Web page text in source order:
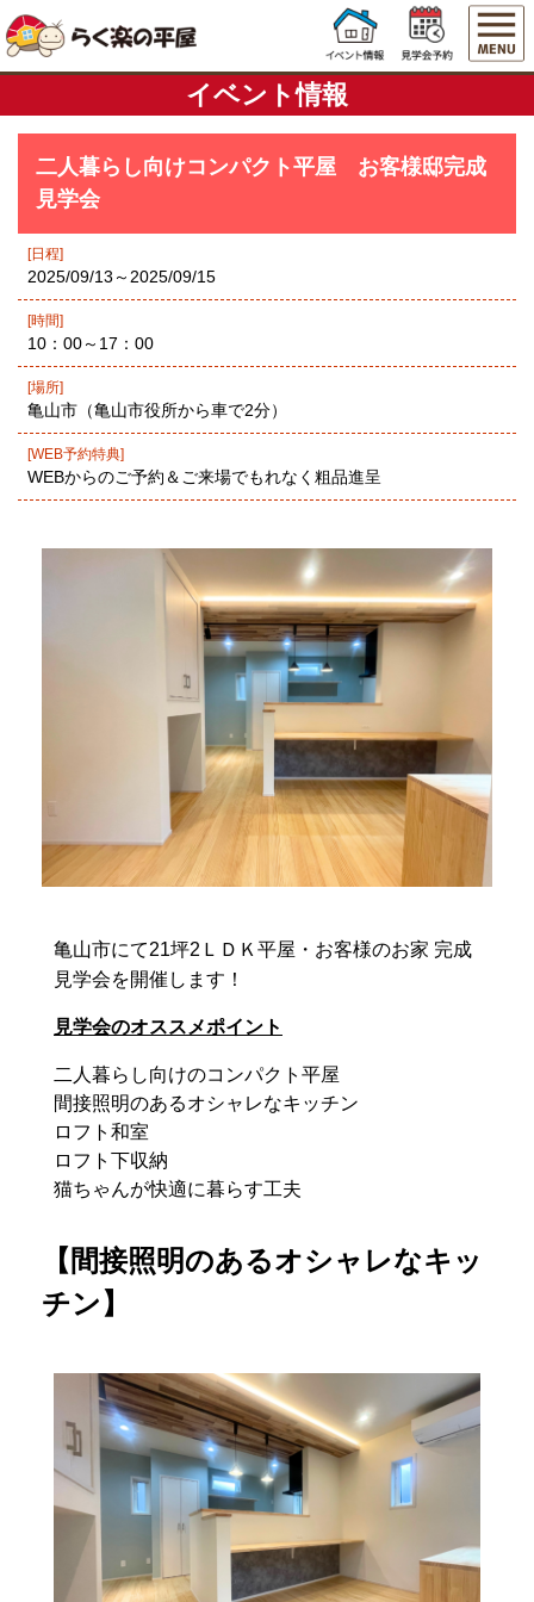
イベント情報
二人暮らし向けコンパクト平屋 お客様邸完成
見学会
[日程]
2025/09/13～2025/09/15
[時間]
10：00～17：00
[場所]
亀山市（亀山市役所から車で2分）
[WEB予約特典]
WEBからのご予約＆ご来場でもれなく粗品進呈
亀山市にて21坪2ＬＤＫ平屋・お客様のお家 完成
見学会を開催します！
見学会のオススメポイント
二人暮らし向けのコンパクト平屋
間接照明のあるオシャレなキッチン
ロフト和室
ロフト下収納
猫ちゃんが快適に暮らす工夫
【間接照明のあるオシャレなキッ
チン】